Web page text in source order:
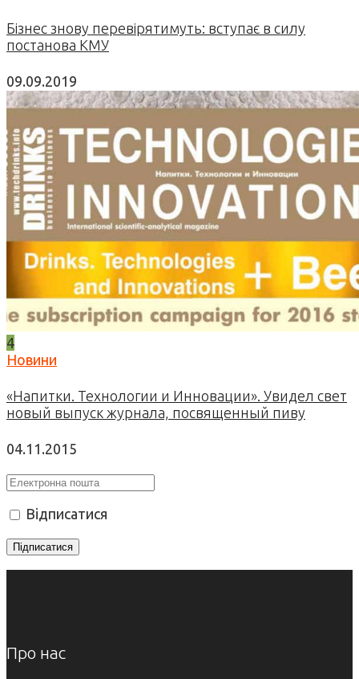
Бізнес знову перевірятимуть: вступає в силу
постанова КМУ
09.09.2019
4
Новини
«Напитки. Технологии и Инновации». Увидел свет
новый выпуск журнала, посвященный пиву
04.11.2015
Відписатися
Про нас